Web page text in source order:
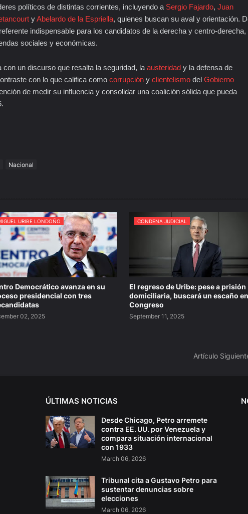
políticos de distintas corrientes, incluyendo a Sergio Fajardo, Juan
yAbelardo de la Espriella, quienes buscan su aval y orientación.
indispensable para los candidatos de la derecha y centro-derecha,
sociales y económicas.
un discurso que resalta la seguridad, la austeridad y la defensa de
con lo que califica como corrupción y clientelismo del Gobierno
de medir su influencia y consolidar una coalición sólida que pueda
Nacional
URIBE LONDOÑO
Democrático avanza en su
presidencial con tres
02, 2025
CONDENA JUDICIAL
El regreso de Uribe: pese a prisión
domiciliaria, buscará un escaño
Congreso
September 11, 2025
Artículo
ÚLTIMAS NOTICIAS
Desde Chicago, Petro arremete
contra EE. UU. por Venezuela y
compara situación internacional
con 1933
March 06, 2026
Tribunal cita a Gustavo Petro para
sustentar denuncias sobre
elecciones
March 06, 2026